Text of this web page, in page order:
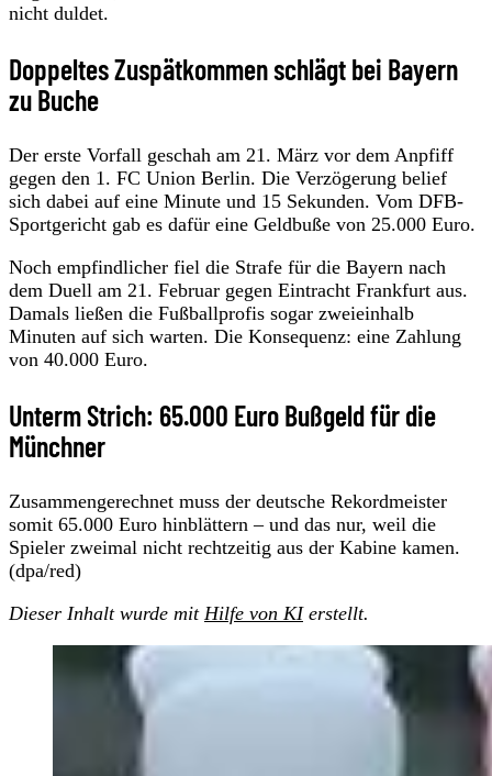
nicht duldet.
Doppeltes Zuspätkommen schlägt bei Bayern
zu Buche
Der erste Vorfall geschah am 21. März vor dem Anpfiff
gegen den 1. FC Union Berlin. Die Verzögerung belief
sich dabei auf eine Minute und 15 Sekunden. Vom DFB-
Sportgericht gab es dafür eine Geldbuße von 25.000 Euro.
Noch empfindlicher fiel die Strafe für die Bayern nach
dem Duell am 21. Februar gegen Eintracht Frankfurt aus.
Damals ließen die Fußballprofis sogar zweieinhalb
Minuten auf sich warten. Die Konsequenz: eine Zahlung
von 40.000 Euro.
Unterm Strich: 65.000 Euro Bußgeld für die
Münchner
Zusammengerechnet muss der deutsche Rekordmeister
somit 65.000 Euro hinblättern – und das nur, weil die
Spieler zweimal nicht rechtzeitig aus der Kabine kamen.
(dpa/red)
Dieser Inhalt wurde mit Hilfe von KIerstellt.